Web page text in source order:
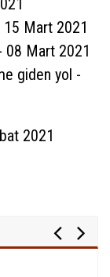
15 Mart 2021
08 Mart 2021
giden yol -
2021